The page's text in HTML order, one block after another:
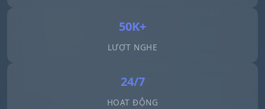
50K+
LƯỢT NGHE
24/7
HOẠT ĐỘNG